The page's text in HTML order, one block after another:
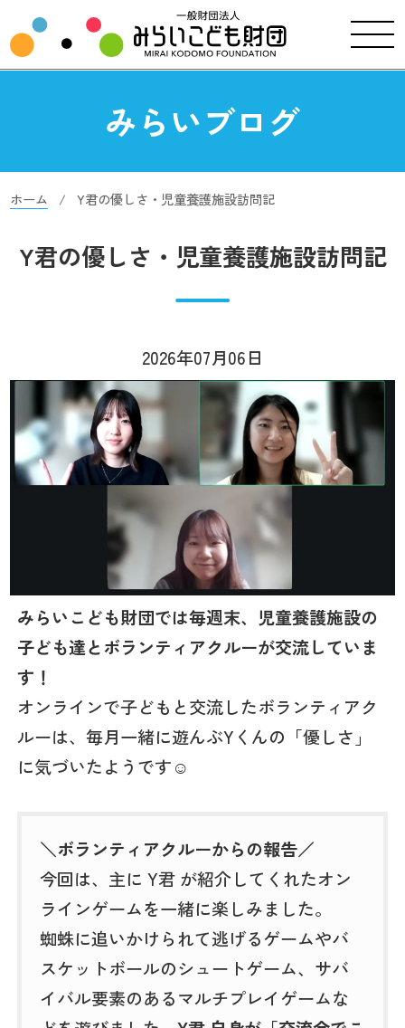
みらいブログ
ホーム Y君の優しさ・児童養護施設訪問記
Y君の優しさ・児童養護施設訪問記
2026年07月06日
みらいこども財団では毎週末、児童養護施設の
子ども達とボランティアクルーが交流していま
す！
オンラインで子どもと交流したボランティアク
ルーは、毎月一緒に遊んぶYくんの「優しさ」
に気づいたようです☺
＼ボランティアクルーからの報告／
今回は、主に Y君 が紹介してくれたオン
ラインゲームを一緒に楽しみました。
蜘蛛に追いかけられて逃げるゲームやバ
スケットボールのシュートゲーム、サバ
イバル要素のあるマルチプレイゲームな